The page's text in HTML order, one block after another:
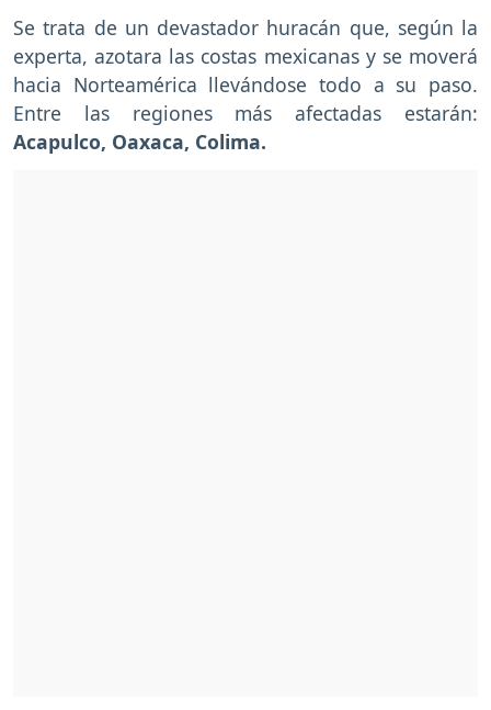
Se trata de un devastador huracán que, según la
experta, azotara las costas mexicanas y se moverá
hacia Norteamérica llevándose todo a su paso.
Entre las regiones más afectadas estarán:
Acapulco, Oaxaca, Colima.